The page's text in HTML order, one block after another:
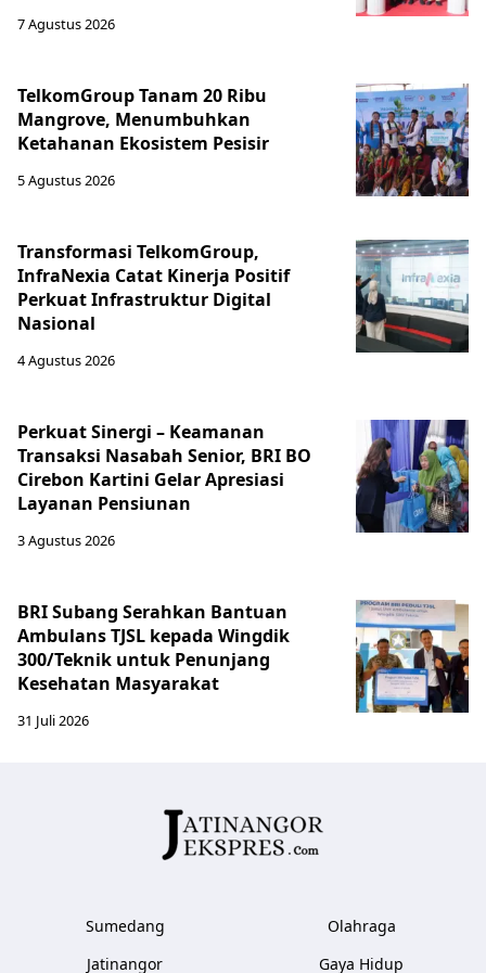
7 Agustus 2026
TelkomGroup Tanam 20 Ribu
Mangrove, Menumbuhkan
Ketahanan Ekosistem Pesisir
5 Agustus 2026
Transformasi TelkomGroup,
InfraNexia Catat Kinerja Positif
Perkuat Infrastruktur Digital
Nasional
4 Agustus 2026
Perkuat Sinergi – Keamanan
Transaksi Nasabah Senior, BRI BO
Cirebon Kartini Gelar Apresiasi
Layanan Pensiunan
3 Agustus 2026
BRI Subang Serahkan Bantuan
Ambulans TJSL kepada Wingdik
300/Teknik untuk Penunjang
Kesehatan Masyarakat ​
31 Juli 2026
Sumedang
Jatinangor
Olahraga
Gaya Hidup